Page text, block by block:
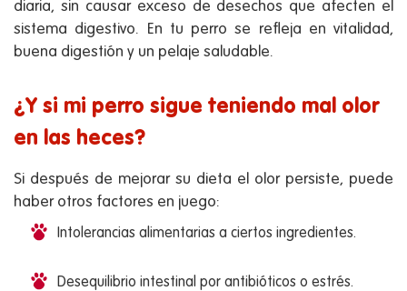
diaria, sin causar exceso de desechos que afecten el
sistema digestivo. En tu perro se refleja en vitalidad,
buena digestión y un pelaje saludable.
¿Y si mi perro sigue teniendo mal olor
en las heces?
Si después de mejorar su dieta el olor persiste, puede
haber otros factores en juego:
Intolerancias alimentarias a ciertos ingredientes.
Desequilibrio intestinal por antibióticos o estrés.